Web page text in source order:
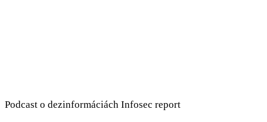
Podcast o dezinformáciách Infosec report